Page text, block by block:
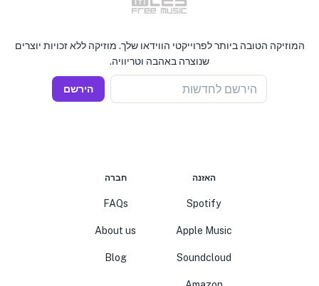
המוזיקה הטובה ביותר לפרוייקטי הווידאו שלך. מוזיקה ללא זכויות יוצרים
שנוצרה באהבה וטריוויה.
הירשם לחדשות הירשם
האזנה
Spotify
Apple Music
Soundcloud
חברה
FAQs
About us
Blog